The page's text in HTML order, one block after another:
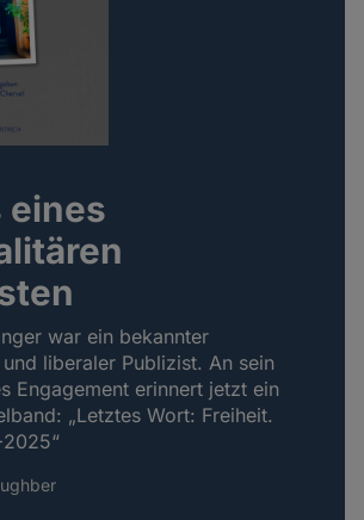
eines
war ein bekannter
liberaler Publizist. An sein
Engagement erinnert jetzt ein
„Letztes Wort: Freiheit.